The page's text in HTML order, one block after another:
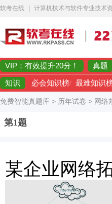
软考在线 计算机技术与软件专业技术
VIP：有效提升20分！ 真题
知识 必会知识榜/ 最难知识
免费智能真题库 > 历年试卷 > 网络
第1题
某企业网络